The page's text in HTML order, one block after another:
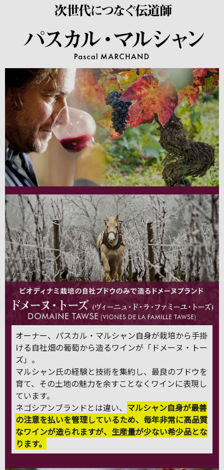
オーナー、パスカル・マルシャン自身が栽培から手掛
ける自社畑の葡萄から造るワインが「ドメーヌ・トー
ズ」。
マルシャン氏の経験と技術を集約し、最良のブドウを
育て、その土地の魅力を余すことなくワインに表現し
ています。
ネゴシアンブランドとは違い、 マルシャン自身が最善
の注意を払いを管理しているため、毎年非常に高品質
なワインが造られますが、生産量が少ない希少品とな
ります。